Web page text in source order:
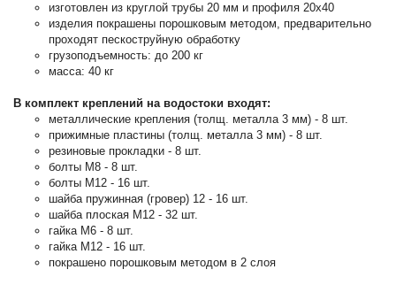
изготовлен из круглой трубы 20 мм и профиля 20х40
изделия покрашены порошковым методом, предварительно
проходят пескоструйную обработку
грузоподъемность: до 200 кг
масса: 40 кг
В комплект креплений на водостоки входят:
металлические крепления (толщ. металла 3 мм) - 8 шт.
прижимные пластины (толщ. металла 3 мм) - 8 шт.
резиновые прокладки - 8 шт.
болты М8 - 8 шт.
болты М12 - 16 шт.
шайба пружинная (гровер) 12 - 16 шт.
шайба плоская М12 - 32 шт.
гайка М6 - 8 шт.
гайка М12 - 16 шт.
покрашено порошковым методом в 2 слоя